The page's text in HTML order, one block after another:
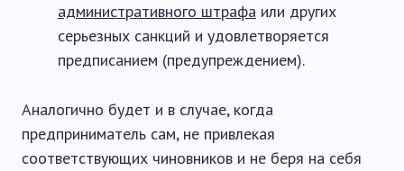
административного штрафа или других
серьезных санкций и удовлетворяется
предписанием (предупреждением).
Аналогично будет и в случае, когда
предприниматель сам, не привлекая
соответствующих чиновников и не беря на себя